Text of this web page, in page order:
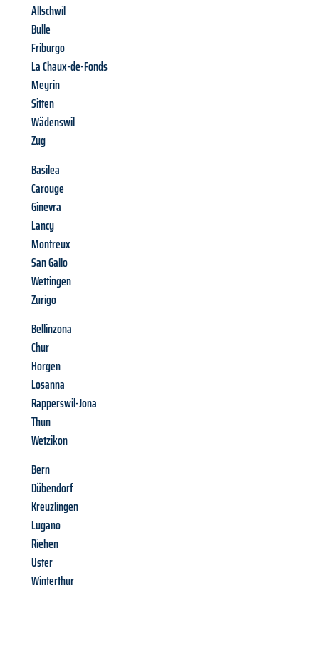
Allschwil
Bulle
Friburgo
La Chaux-de-Fonds
Meyrin
Sitten
Wädenswil
Zug
Basilea
Carouge
Ginevra
Lancy
Montreux
San Gallo
Wettingen
Zurigo
Bellinzona
Chur
Horgen
Losanna
Rapperswil-Jona
Thun
Wetzikon
Bern
Dübendorf
Kreuzlingen
Lugano
Riehen
Uster
Winterthur